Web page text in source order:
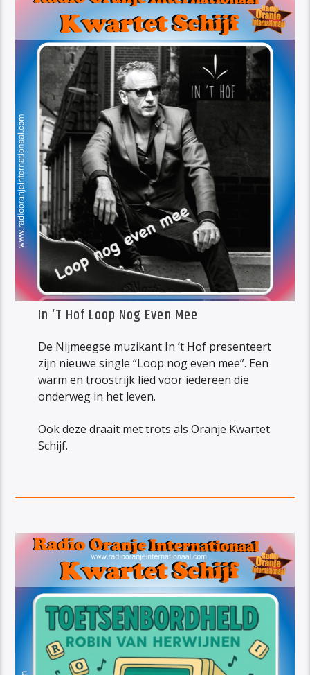
In ‘T Hof Loop Nog Even Mee
De Nijmeegse muzikant In ’t Hof presenteert
zijn nieuwe single “Loop nog even mee”. Een
warm en troostrijk lied voor iedereen die
onderweg in het leven.
Ook deze draait met trots als Oranje Kwartet
Schijf.